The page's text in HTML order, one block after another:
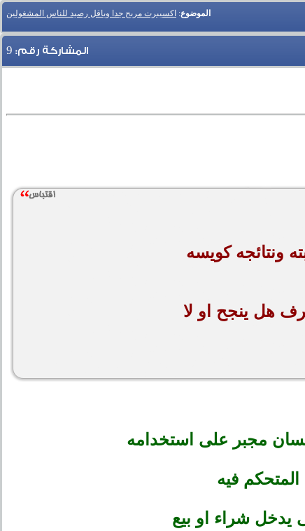
الموضوع: اكسيبرت مربح جدا وباقل رصيد للناس المشغولين
المشاركة رقم: 9
ونتائجه كويسه
هل ينجح او لا
مجبر على استخدامه
فيه
يدخل شراء او بيع